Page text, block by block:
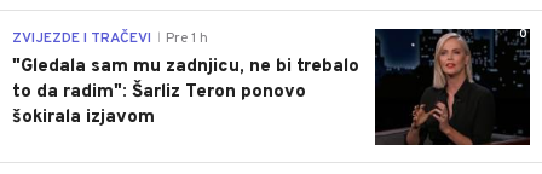
0
ZVIJEZDE I TRAČEVI Pre 1 h
"Gledala sam mu zadnjicu, ne bi trebalo
to da radim": Šarliz Teron ponovo
šokirala izjavom